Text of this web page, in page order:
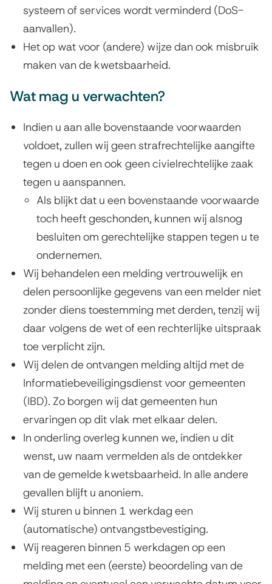
systeem of services wordt verminderd (DoS-
aanvallen).
Het op wat voor (andere) wijze dan ook misbruik
maken van de kwetsbaarheid.
Wat mag u verwachten?
Indien u aan alle bovenstaande voorwaarden
voldoet, zullen wij geen strafrechtelijke aangifte
tegen u doen en ook geen civielrechtelijke zaak
tegen u aanspannen.
Als blijkt dat u een bovenstaande voorwaarde
toch heeft geschonden, kunnen wij alsnog
besluiten om gerechtelijke stappen tegen u te
ondernemen.
Wij behandelen een melding vertrouwelijk en
delen persoonlijke gegevens van een melder niet
zonder diens toestemming met derden, tenzij wij
daar volgens de wet of een rechterlijke uitspraak
toe verplicht zijn.
Wij delen de ontvangen melding altijd met de
Informatiebeveiligingsdienst voor gemeenten
(IBD). Zo borgen wij dat gemeenten hun
ervaringen op dit vlak met elkaar delen.
In onderling overleg kunnen we, indien u dit
wenst, uw naam vermelden als de ontdekker
van de gemelde kwetsbaarheid. In alle andere
gevallen blijft u anoniem.
Wij sturen u binnen 1 werkdag een
(automatische) ontvangstbevestiging.
Wij reageren binnen 5 werkdagen op een
melding met een (eerste) beoordeling van de